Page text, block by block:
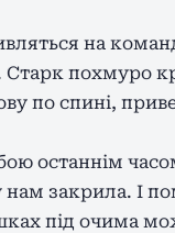
на
похмуро
по спині,
останнім
нам закрила. І
під очима